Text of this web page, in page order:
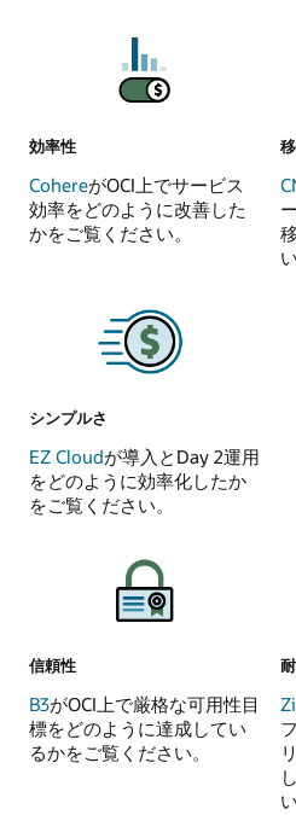
効率性
CohereがOCI上でサービス
効率をどのように改善した
かをご覧ください。
シンプルさ
EZ Cloudが導入とDay 2運用
をどのように効率化したか
をご覧ください。
信頼性
B3がOCI上で厳格な可用性目
標をどのように達成してい
るかをご覧ください。